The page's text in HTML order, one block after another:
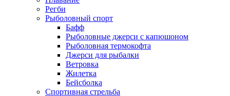
Регби
Рыболовный спорт
Бафф
Рыболовные джерси с капюшоном
Рыболовная термокофта
Джерси для рыбалки
Ветровка
Жилетка
Бейсболка
Спортивная стрельба